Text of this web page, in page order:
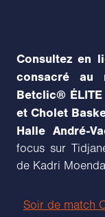
Consultez en
consacré au
Betclic®
et Cholet
Halle André-
focus sur
de Kadri
Soir de match